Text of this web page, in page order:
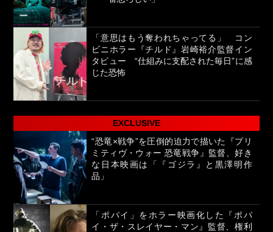
「意思はもう奪われちゃってる」 コン
ビニホラー『チルド』岩崎裕介監督イン
タビュー “仕組みに支配された毎日”に感
じた恐怖
EXCLUSIVE
“恐竜×戦争”を圧倒的迫力で描いた『プリ
ミティヴ・ウォー 恐竜戦争』監督、好き
な日本映画は「『ゴジラ』と黒澤明作
品」
「ポパイ」をホラー映画化した『ポパ
イ・ザ・スレイヤー・マン』監督、権利